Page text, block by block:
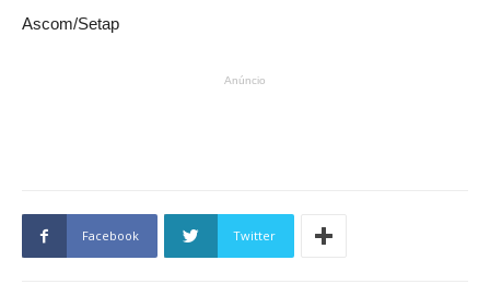
Ascom/Setap
Anúncio
Facebook Twitter